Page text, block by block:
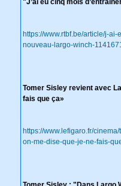
"J’ai eu cinq mois
https://www.rtbf.be/article/j-
nouveau-largo-winch-
Tomer Sisley revient avec
fais que ça»
https://www.lefigaro.fr/
on-me-dise-que-je-ne-fais-